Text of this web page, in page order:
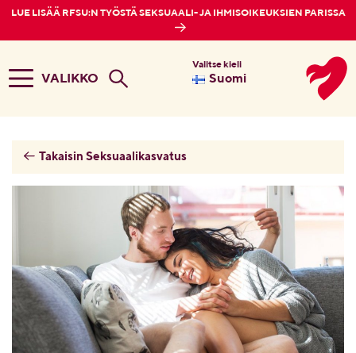
LUE LISÄÄ RFSU:N TYÖSTÄ SEKSUAALI- JA IHMISOIKEUKSIEN PARISSA
VALIKKO
Valitse kieli
Suomi
Takaisin Seksuaalikasvatus